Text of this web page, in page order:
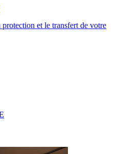
et le transfert de votre